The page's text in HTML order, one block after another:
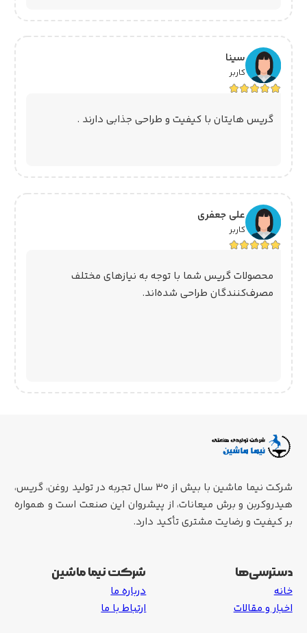
سینا
کاربر
گریس هایتان با کیفیت و طراحی جذابی دارند .
علی جعفری
کاربر
محصولات گریس شما با توجه به نیازهای مختلف
مصرف‌کنندگان طراحی شده‌اند.
شرکت نیما ماشین با بیش از ۳۰ سال تجربه در تولید روغن، گریس،
هیدروکربن و برش میعانات، از پیشروان این صنعت است و همواره
بر کیفیت و رضایت مشتری تأکید دارد.
دسترسی‌ها
خانه
اخبار و مقالات
شرکت نیما ماشین
درباره ما
ارتباط با ما